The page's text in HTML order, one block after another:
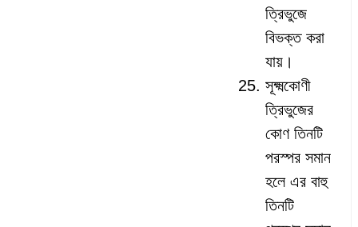
ত্রিভুজে
বিভক্ত করা
যায়।
সূক্ষ্মকোণী
ত্রিভুজের
কোণ তিনটি
পরস্পর সমান
হলে এর বাহু
তিনটি